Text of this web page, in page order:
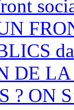
DE
? ON